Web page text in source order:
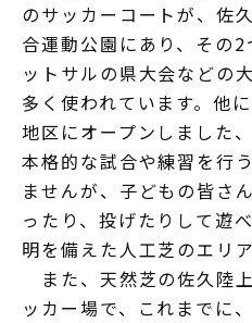
のサッカーコートが、佐
合運動公園にあり、その
ットサルの県大会などの
多く使われています。他
地区にオープンしました
本格的な試合や練習を行
ませんが、子どもの皆さ
ったり、投げたりして遊
明を備えた人工芝のエリ
また、天然芝の佐久陸
ッカー場で、これまでに